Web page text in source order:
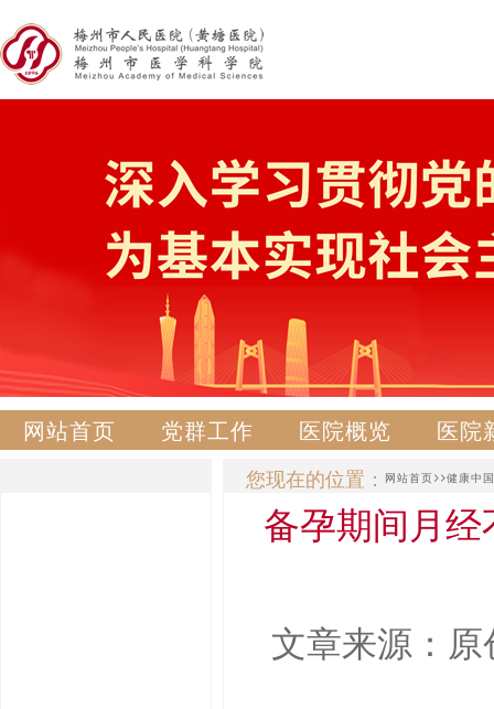
网站首页 党群工作 医院概览 医院
您现在的位置： 网站首页>>健康中国
备孕期间月
文章来源：原